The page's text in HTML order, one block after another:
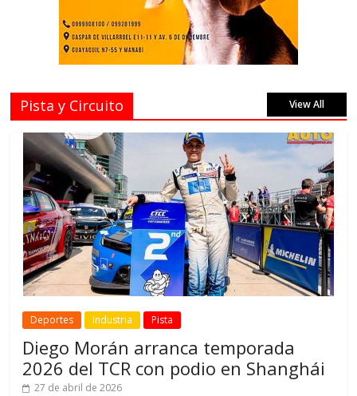
Pista y Circuito View All
Deportes Industria Pista
Diego Morán arranca temporada
2026 del TCR con podio en Shanghái
27 de abril de 2026